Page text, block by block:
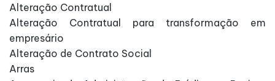
Alteração Contratual
Alteração Contratual para transformação em
empresário
Alteração de Contrato Social
Arras